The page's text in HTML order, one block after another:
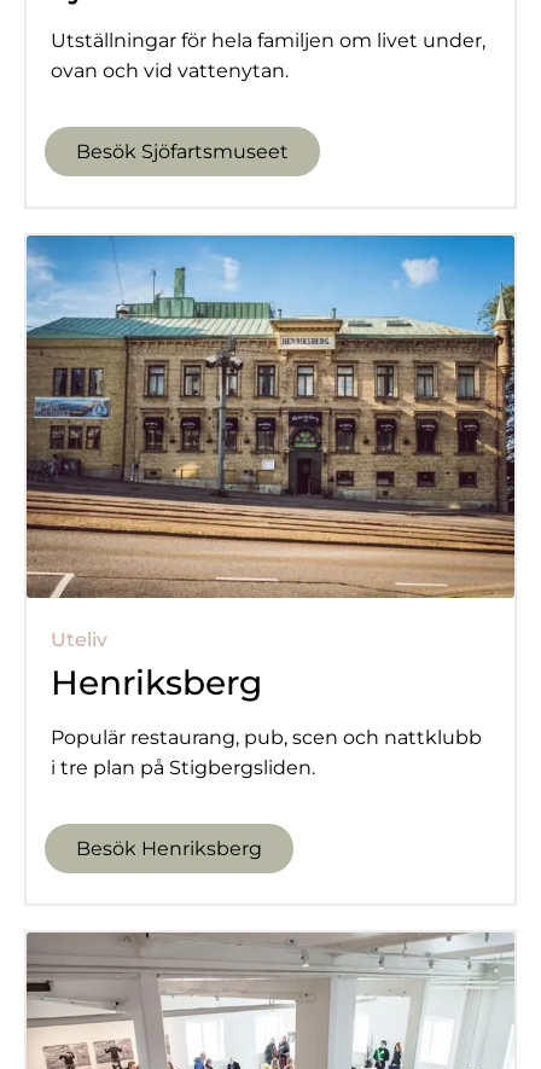
Utställningar för hela familjen om livet under,
ovan och vid vattenytan.
Besök Sjöfartsmuseet
Uteliv
Henriksberg
Populär restaurang, pub, scen och nattklubb
i tre plan på Stigbergsliden.
Besök Henriksberg